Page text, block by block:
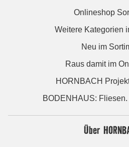
Onlineshop
Weitere Kategorien
Neu im
Raus damit im
HORNBACH
BODENHAUS:
Über